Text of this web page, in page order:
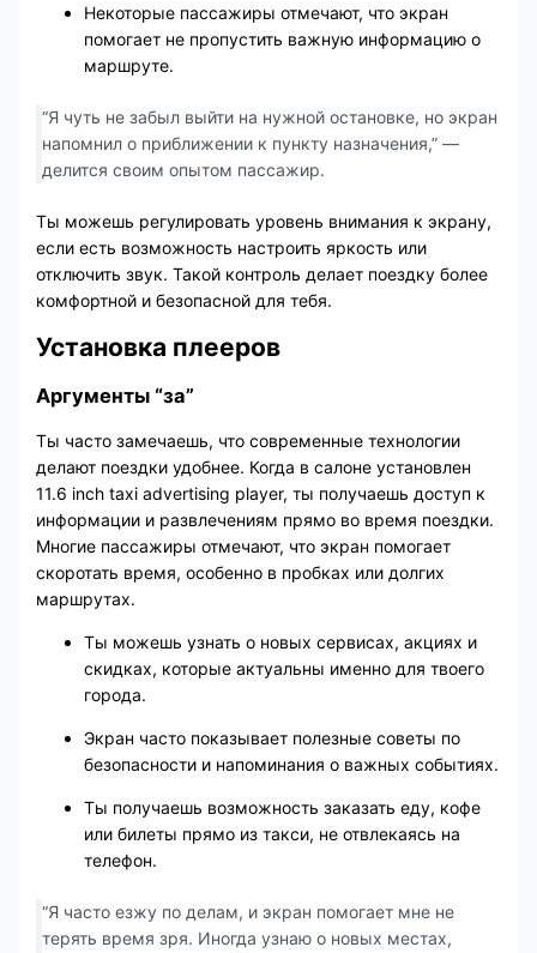
Некоторые пассажиры отмечают, что экран
помогает не пропустить важную информацию о
маршруте.
“Я чуть не забыл выйти на нужной остановке, но экран
напомнил о приближении к пункту назначения,” —
делится своим опытом пассажир.
Ты можешь регулировать уровень внимания к экрану,
если есть возможность настроить яркость или
отключить звук. Такой контроль делает поездку более
комфортной и безопасной для тебя.
Установка плееров
Аргументы “за”
Ты часто замечаешь, что современные технологии
делают поездки удобнее. Когда в салоне установлен
11.6 inch taxi advertising player, ты получаешь доступ к
информации и развлечениям прямо во время поездки.
Многие пассажиры отмечают, что экран помогает
скоротать время, особенно в пробках или долгих
маршрутах.
Ты можешь узнать о новых сервисах, акциях и
скидках, которые актуальны именно для твоего
города.
Экран часто показывает полезные советы по
безопасности и напоминания о важных событиях.
Ты получаешь возможность заказать еду, кофе
или билеты прямо из такси, не отвлекаясь на
телефон.
“Я часто езжу по делам, и экран помогает мне не
терять время зря. Иногда узнаю о новых местах,